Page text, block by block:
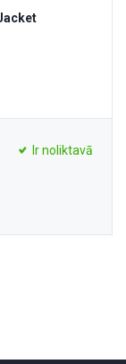
Ir noliktavā